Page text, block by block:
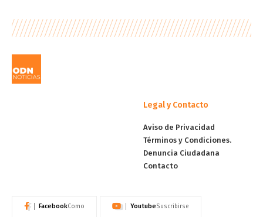
Legal y Contacto
Aviso de Privacidad
Términos y Condiciones.
Denuncia Ciudadana
Contacto
FacebookComo YoutubeSuscribirse